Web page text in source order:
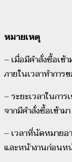
หมายเหตุ
– เมื่อมีคำสั่งซื้อเ
ภายในเวลาทำการ
– ระยะเวลาในกา
จากมีคำสั่งซื้อเข้ามา
– เวลาที่นัดหมายอ
และหน้างานก่อนห